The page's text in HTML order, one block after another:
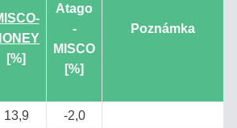
[%]
Atago
-
MISCO
[%]
Poznámka
13,9
-2,0